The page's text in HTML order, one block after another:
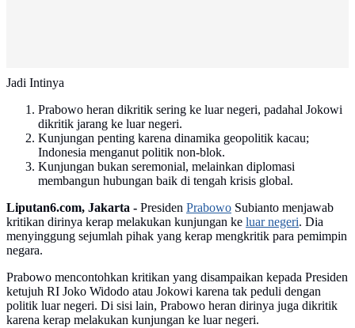
Jadi Intinya
Prabowo heran dikritik sering ke luar negeri, padahal Jokowi
dikritik jarang ke luar negeri.
Kunjungan penting karena dinamika geopolitik kacau;
Indonesia menganut politik non-blok.
Kunjungan bukan seremonial, melainkan diplomasi
membangun hubungan baik di tengah krisis global.
Liputan6.com, Jakarta - Presiden Prabowo Subianto menjawab
kritikan dirinya kerap melakukan kunjungan ke luar negeri. Dia
menyinggung sejumlah pihak yang kerap mengkritik para pemimpin
negara.
Prabowo mencontohkan kritikan yang disampaikan kepada Presiden
ketujuh RI Joko Widodo atau Jokowi karena tak peduli dengan
politik luar negeri. Di sisi lain, Prabowo heran dirinya juga dikritik
karena kerap melakukan kunjungan ke luar negeri.